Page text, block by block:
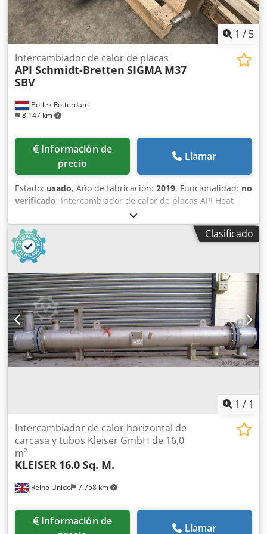
1 / 5
Botlek Rotterdam
8.147 km
Intercambiador de calor de placas
API Schmidt-Bretten SIGMA M37
SBV
Información de
precio
Llamar
Estado: usado, Año de fabricación: 2019, Funcionalidad: no
verificado, Intercambiador de calor de placas API Heat
Transfer SIGMA M37 SBV en buenas condiciones para uso
industrial. Chodpfezrnfcjx Ap Eea Especificaciones:
Fabricante: API Schmidt-Bretten GmbH & Co. KG Marca: API
Heat Transfer Modelo: SIGMA M37 SBV Año de fabricación:
2019 Presión máxima de funcionamiento: 10 bar
Temperatura de funcionamiento: 0–120 °C Intercambiador
de calor de placas de acero inoxidable de alta resistencia
Adecuado para aplicaciones en procesos industriales
Marco completo con paquete de placas y pernos de
apriete La unidad se ofrece tal como se retiró del servicio.
Se vende en las condiciones en que se encuentra, sin
garantía. Condiciones de entrega: EXW Rotterdam, Países
Bajos, cargado en su camión. Se puede realizar una
Clasificado
1 / 1
Reino Unido 7.758 km
Intercambiador de calor horizontal de
carcasa y tubos Kleiser GmbH de 16,0
m²
KLEISER 16.0 Sq. M.
Información de
Llamar